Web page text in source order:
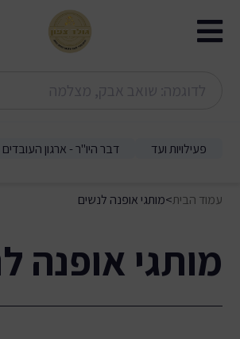
פעילויות ועד דבר היו"ר - ארגון העובדים
עמוד הבית>מותגי אופנה לנשים
מותגי אופנה